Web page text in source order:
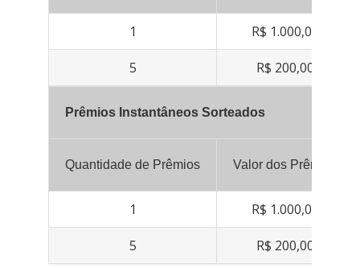
1 R$ 1.000,00
5 R$ 200,00
Prêmios Instantâneos Sorteados
Quantidade de Prêmios Valor dos Prêmios
1 R$ 1.000,00
5 R$ 200,00